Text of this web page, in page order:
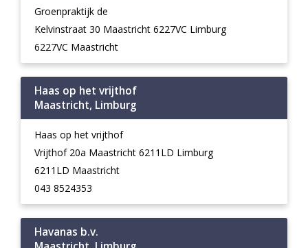
Groenpraktijk de
Kelvinstraat 30 Maastricht 6227VC Limburg
6227VC Maastricht
Haas op het vrijthof
Maastricht, Limburg
Haas op het vrijthof
Vrijthof 20a Maastricht 6211LD Limburg
6211LD Maastricht
043 8524353
Havanas b.v.